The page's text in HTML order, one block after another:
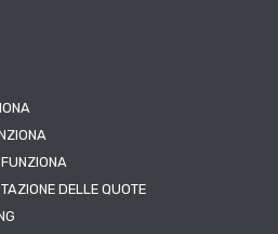
DELLE QUOTE